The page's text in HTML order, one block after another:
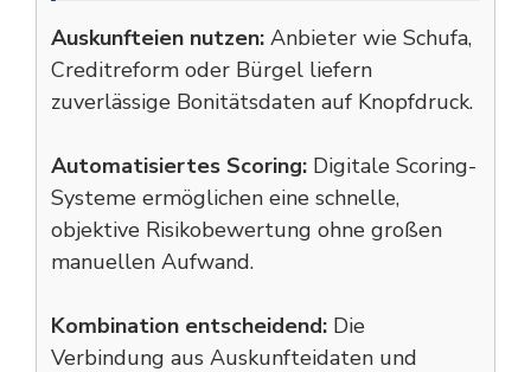
Auskunfteien nutzen: Anbieter wie Schufa,
Creditreform oder Bürgel liefern
zuverlässige Bonitätsdaten auf Knopfdruck.
Automatisiertes Scoring: Digitale Scoring-
Systeme ermöglichen eine schnelle,
objektive Risikobewertung ohne großen
manuellen Aufwand.
Kombination entscheidend: Die
Verbindung aus Auskunfteidaten und